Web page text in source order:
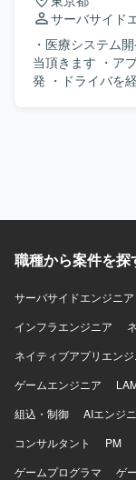
サーバサイド
・医療システム
当頂きます ・ア
発 ・ドライバを
職種から案件を探
サーバサイドエンジニア
インフラエンジニア
ネイティブアプリエン
ゲームエンジニア
組込・制御
AIエンジ
コンサルタント
PM
ゲームプログラマ
ゲ